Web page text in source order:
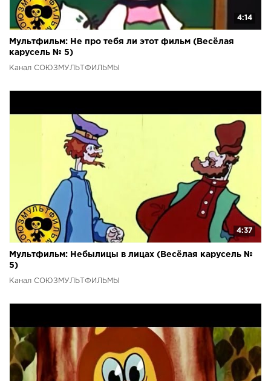
4:14
Мультфильм: Не про тебя ли этот фильм (Весёлая
карусель № 5)
Канал СОЮЗМУЛЬТФИЛЬМЫ
4:37
Мультфильм: Небылицы в лицах (Весёлая карусель №
5)
Канал СОЮЗМУЛЬТФИЛЬМЫ